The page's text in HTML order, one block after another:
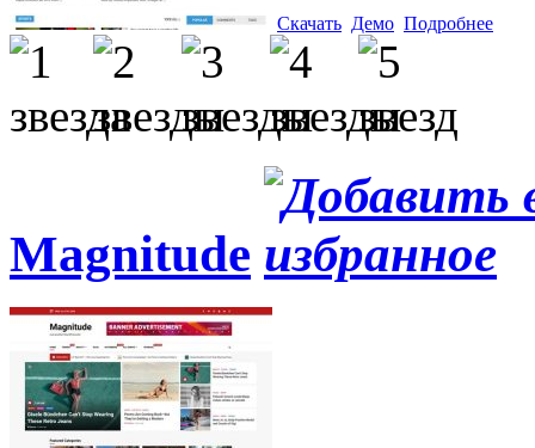
Скачать Демо Подробнее
Magnitude